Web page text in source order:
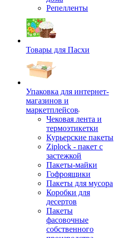
Репелленты
Товары для Пасхи
Упаковка для интернет-
магазинов и
маркетплейсов
Чековая лента и
термоэтикетки
Курьерские пакеты
Ziplock - пакет с
застежкой
Пакеты-майки
Гофроящики
Пакеты для мусора
Коробки для
десертов
Пакеты
фасовочные
собственного